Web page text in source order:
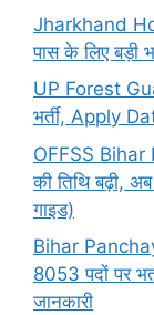
Jharkhand
पास के लिए बड़ी
UP Forest
भर्ती, Apply
OFFSS
की तिथि बढ़ी,
गाइड)
Bihar
8053 पदों पर
जानकारी